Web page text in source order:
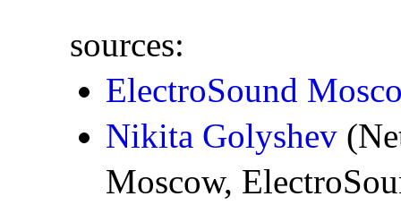
sources:
ElectroSound
Nikita Golyshev
Moscow,